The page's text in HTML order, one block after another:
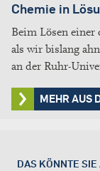
Chemie in
Beim Lösen einer
als wir bislang
an der Ruhr-
MEHR AUS
DAS KÖNNTE